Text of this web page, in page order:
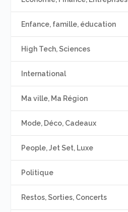
Enfance, famille, éducation
High Tech, Sciences
International
Ma ville, Ma Région
Mode, Déco, Cadeaux
People, Jet Set, Luxe
Politique
Restos, Sorties, Concerts